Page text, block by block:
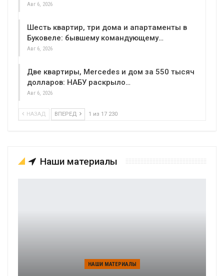
Авг 6, 2026
Шесть квартир, три дома и апартаменты в
Буковеле: бывшему командующему…
Авг 6, 2026
Две квартиры, Mercedes и дом за 550 тысяч
долларов: НАБУ раскрыло…
Авг 6, 2026
НАЗАД ВПЕРЕД 1 из 17 230
Наши материалы
НАШИ МАТЕРИАЛЫ